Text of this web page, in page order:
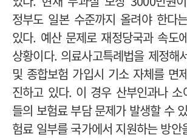
정부도 일본 수준까지 올려야 한다
있다. 예산 문제로 재정당국과 속도
상황이다. 의료사고특례법을 제정해
및 종합보험 가입시 기소 자체를 면
진하고 있다. 이 경우 산부인과나 소
들의 보험료 부담 문제가 발생할 수
험료 일부를 국가에서 지원하는 방안